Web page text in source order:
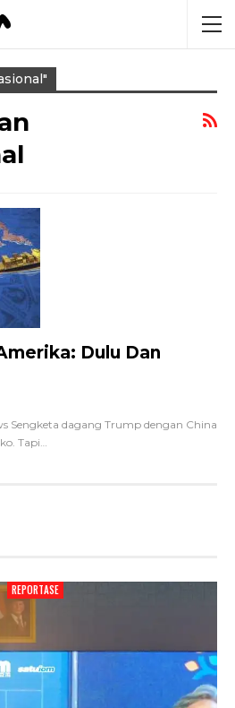
Dulu Dan
Sengketa dagang Trump dengan China
Tapi…
REPORTASE